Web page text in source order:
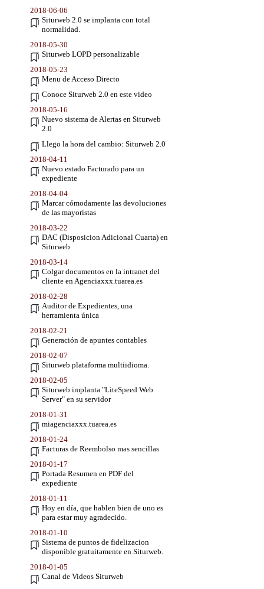
2018-06-06
Siturweb 2.0 se implanta con total
normalidad.
2018-05-30
Siturweb LOPD personalizable
2018-05-23
Menu de Acceso Directo
Conoce Siturweb 2.0 en este video
2018-05-16
Nuevo sistema de Alertas en Siturweb
2.0
Llego la hora del cambio: Siturweb 2.0
2018-04-11
Nuevo estado Facturado para un
expediente
2018-04-04
Marcar cómodamente las devoluciones
de las mayoristas
2018-03-22
DAC (Disposicion Adicional Cuarta) en
Siturweb
2018-03-14
Colgar documentos en la intranet del
cliente en Agenciaxxx.tuarea.es
2018-02-28
Auditor de Expedientes, una
herramienta única
2018-02-21
Generación de apuntes contables
2018-02-07
Siturweb plataforma multiidioma.
2018-02-05
Siturweb implanta "LiteSpeed Web
Server" en su servidor
2018-01-31
miagenciaxxx.tuarea.es
2018-01-24
Facturas de Reembolso mas sencillas
2018-01-17
Portada Resumen en PDF del
expediente
2018-01-11
Hoy en día, que hablen bien de uno es
para estar muy agradecido.
2018-01-10
Sistema de puntos de fidelizacion
disponible gratuitamente en Siturweb.
2018-01-05
Canal de Videos Siturweb